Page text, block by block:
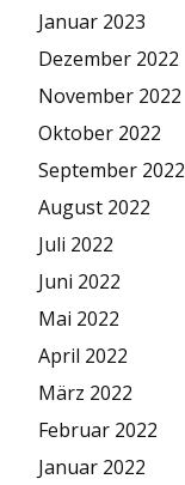
Januar 2023
Dezember 2022
November 2022
Oktober 2022
September 2022
August 2022
Juli 2022
Juni 2022
Mai 2022
April 2022
März 2022
Februar 2022
Januar 2022